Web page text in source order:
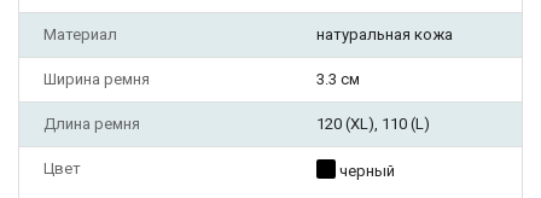
Материал натуральная кожа
Ширина ремня 3.3 см
Длина ремня 120 (XL), 110 (L)
Цвет черный